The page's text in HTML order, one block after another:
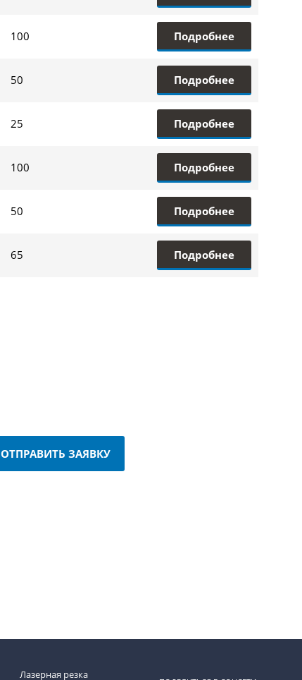
100 Подробнее
50 Подробнее
25 Подробнее
100 Подробнее
50 Подробнее
65 Подробнее
ОТПРАВИТЬ ЗАЯВКУ
Лазерная резка